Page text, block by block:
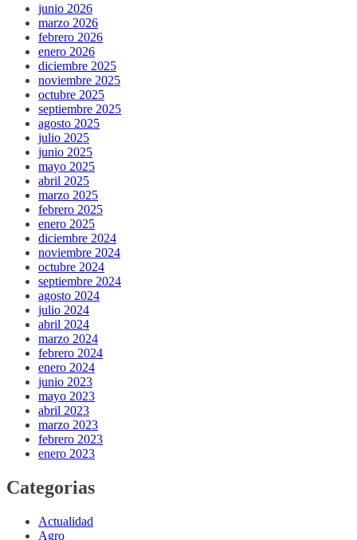
junio 2026
marzo 2026
febrero 2026
enero 2026
diciembre 2025
noviembre 2025
octubre 2025
septiembre 2025
agosto 2025
julio 2025
junio 2025
mayo 2025
abril 2025
marzo 2025
febrero 2025
enero 2025
diciembre 2024
noviembre 2024
octubre 2024
septiembre 2024
agosto 2024
julio 2024
abril 2024
marzo 2024
febrero 2024
enero 2024
junio 2023
mayo 2023
abril 2023
marzo 2023
febrero 2023
enero 2023
Categorias
Actualidad
Agro